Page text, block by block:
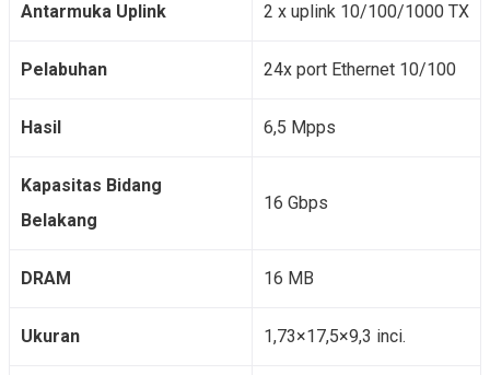
Antarmuka Uplink 2 x uplink 10/100/1000 TX
Pelabuhan 24x port Ethernet 10/100
Hasil 6,5 Mpps
Kapasitas Bidang
Belakang
16 Gbps
DRAM 16 MB
Ukuran 1,73×17,5×9,3 inci.